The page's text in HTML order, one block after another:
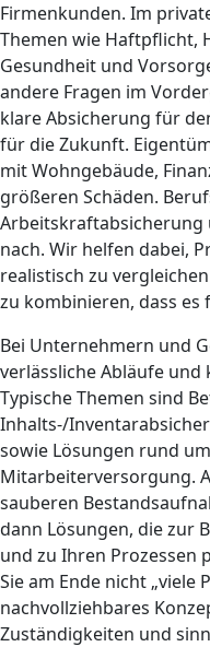
Firmenkunden. Im
Themen wie Haftpflicht,
Gesundheit und
andere Fragen im
klare Absicherung für
für die Zukunft.
mit Wohngebäude,
größeren Schäden.
Arbeitskraftabsicherung
nach. Wir helfen dabei,
realistisch zu
zu kombinieren, dass es
Bei Unternehmern und
verlässliche Abläufe und
Typische Themen sind
Inhalts-/
sowie Lösungen rund
Mitarbeiterversorgung.
sauberen
dann Lösungen, die zur
und zu Ihren Prozessen
Sie am Ende nicht „viele
nachvollziehbares
Zuständigkeiten und